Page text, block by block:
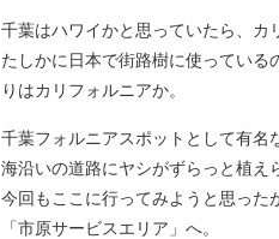
千葉はハワイかと思っていたら、カ
たしかに日本で街路樹に使っている
りはカリフォルニアか。
千葉フォルニアスポットとして有名
海沿いの道路にヤシがずらっと植え
今回もここに行ってみようと思った
「市原サービスエリア」へ。